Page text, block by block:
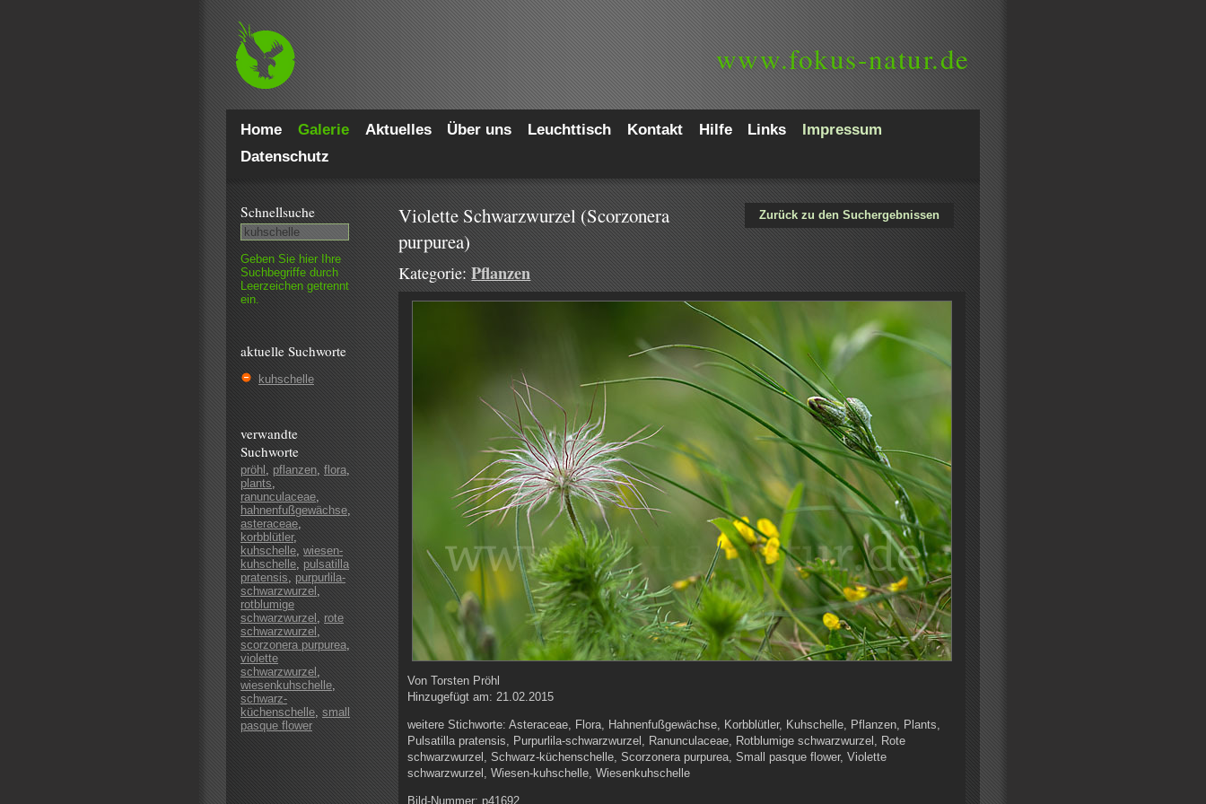
www.fokus-natur.de
Home Galerie Aktuelles Über uns Leuchttisch Kontakt Hilfe Links
Impressum
Datenschutz
Schnell­suche
Geben Sie hier Ihre
Such­begriffe durch
Leer­zeichen getrennt
ein.
aktuelle Suchworte
kuhschelle
verwandte
Suchworte
pröhl , pflanzen, flora,
plants,
ranunculaceae,
hahnenfußgewächse,
asteraceae,
korbblütler,
kuhschelle, wiesen-
kuhschelle, pulsatilla
pratensis, purpurlila-
schwarzwurzel ,
rotblumige
schwarzwurzel , rote
schwarzwurzel ,
scorzonera purpurea,
violette
schwarzwurzel ,
wiesenkuhschelle,
schwarz-
küchenschelle, small
pasque flower
Zurück zu den Suchergebnissen
Violette Schwarzwurzel (Scorzonera
purpurea)
Kategorie:Pflanzen
VonTorsten Pröhl
Hinzugefügt am:21.02.2015
weitere Stichworte:Asteraceae, Flora, Hahnenfußgewächse, Korbblütler, Kuhschelle, Pflanzen, Plants,
Pulsatilla pratensis, Purpurlila-schwarzwurzel, Ranunculaceae, Rotblumige schwarzwurzel, Rote
schwarzwurzel, Schwarz-küchenschelle, Scorzonera purpurea, Small pasque flower, Violette
schwarzwurzel, Wiesen-kuhschelle, Wiesenkuhschelle
Bild-Nummer: p41692